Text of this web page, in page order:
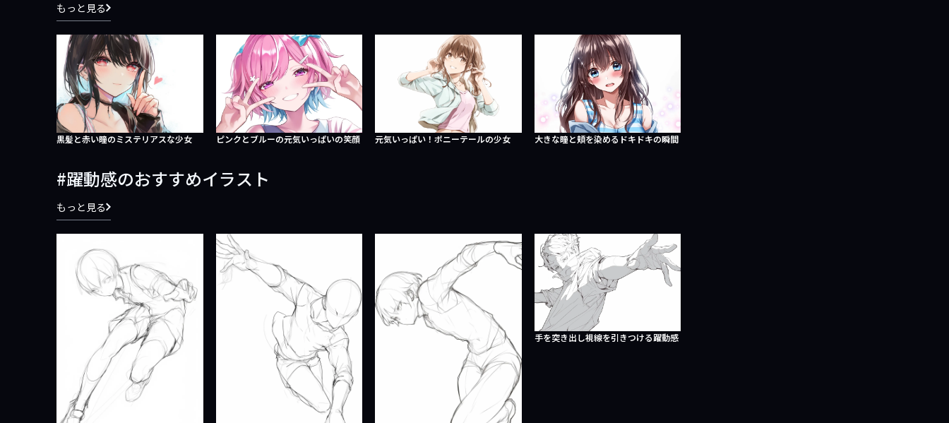
黒髪と赤い瞳のミステリアスな少女 ピンクとブルーの元気いっぱいの笑顔 元気いっぱい！ポニーテールの少女 大きな瞳と頬を染めるドキドキの瞬間
もっと見る
躍動感のおすすめイラスト
手を突き出し視線を引きつける躍動感
もっと見る